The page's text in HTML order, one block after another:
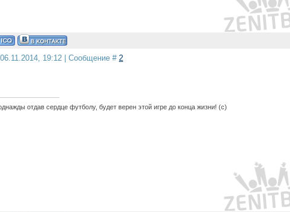
06.11.2014, 19:12 | Сообщение # 2
отдав сердце футболу, будет верен этой игре до конца жизни! (с)